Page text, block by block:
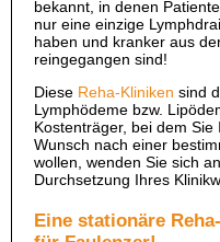
bekannt, in denen
nur eine einzige
haben und kranker aus
reingegangen sind!
Diese Reha-Kliniken sind
Lymphödeme bzw.
Kostenträger, bei dem
Wunsch nach einer
wollen, wenden Sie sich
Durchsetzung Ihres
Eine stationäre